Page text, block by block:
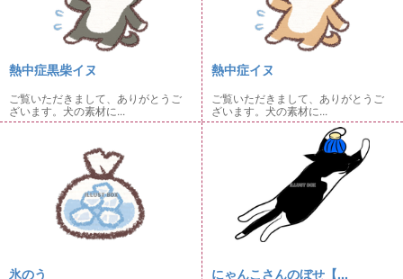
熱中症黒柴イヌ
ご覧いただきまして、ありがとうご
ざいます。犬の素材に...
熱中症イヌ
ご覧いただきまして、ありがとうご
ざいます。犬の素材に...
氷のう にゃんこさんのぼせ【...